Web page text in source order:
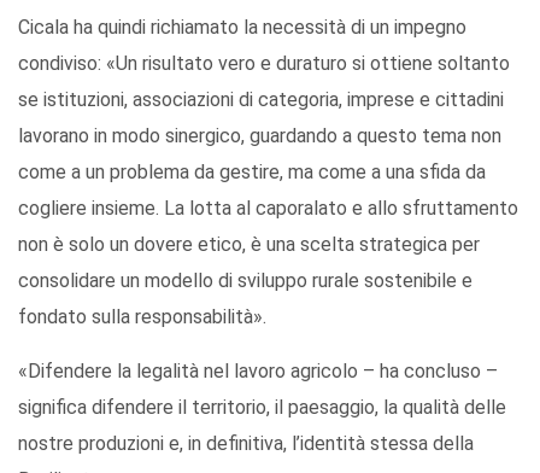
Cicala ha quindi richiamato la necessità di un impegno
condiviso: «Un risultato vero e duraturo si ottiene soltanto
se istituzioni, associazioni di categoria, imprese e cittadini
lavorano in modo sinergico, guardando a questo tema non
come a un problema da gestire, ma come a una sfida da
cogliere insieme. La lotta al caporalato e allo sfruttamento
non è solo un dovere etico, è una scelta strategica per
consolidare un modello di sviluppo rurale sostenibile e
fondato sulla responsabilità».
«Difendere la legalità nel lavoro agricolo – ha concluso –
significa difendere il territorio, il paesaggio, la qualità delle
nostre produzioni e, in definitiva, l’identità stessa della